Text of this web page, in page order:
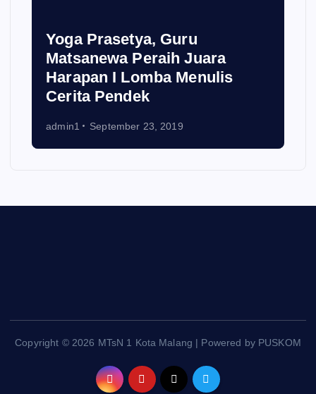
Yoga Prasetya, Guru
Matsanewa Peraih Juara
Harapan I Lomba Menulis
Cerita Pendek
admin1 September 23, 2019
Copyright © 2026 MTsN 1 Kota Malang | Powered by PUSKOM